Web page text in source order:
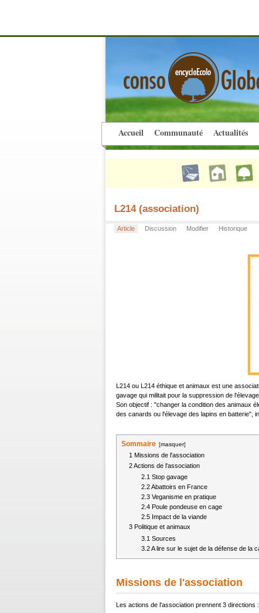
Accueil Communauté Actualités
L214 (association)
Article Discussion Modifier Historique
L214 ou L214 éthique et animaux est une
gavage qui militait pour la suppression de
Son objectif : "changer la condition des animaux
des canards ou l'élevage des lapins en batterie",
Sommaire [masquer]
1 Missions de l'association
2Actions de l'association
2.1 Stop gavage
2.2 Abattoirs en France
2.3 Veganisme en pratique
2.4 Poule pondeuse en cage
2.5 Impact de la viande
3 Politique et animaux
3.1 Sources
3.2 A lire sur le sujet de la défense de la
Missions de l'association
Les actions de l'association prennent 3 directions :